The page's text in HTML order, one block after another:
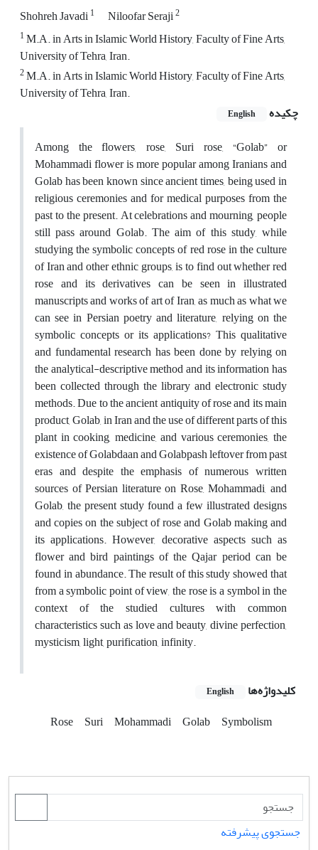
Shohreh Javadi1 Niloofar Seraji2
1M.A. in Arts in Islamic World History, Faculty of Fine Arts,
University of Tehra, Iran.
2M.A. in Arts in Islamic World History, Faculty of Fine Arts,
University of Tehra, Iran.
چکیده
English
Among the flowers, rose, Suri rose, “Golab” or
Mohammadi flower is more popular among Iranians and
Golab has been known since ancient times, being used in
religious ceremonies and for medical purposes from the
past to the present. At celebrations and mourning, people
still pass around Golab. The aim of this study, while
studying the symbolic concepts of red rose in the culture
of Iran and other ethnic groups, is to find out whether red
rose and its derivatives can be seen in illustrated
manuscripts and works of art of Iran, as much as what we
can see in Persian poetry and literature, relying on the
symbolic concepts or its applications? This qualitative
and fundamental research has been done by relying on
the analytical-descriptive method and its information has
been collected through the library and electronic study
methods. Due to the ancient antiquity of rose and its main
product, Golab, in Iran and the use of different parts of this
plant in cooking, medicine, and various ceremonies, the
existence of Golabdaan and Golabpash leftover from past
eras and despite the emphasis of numerous written
sources of Persian literature on Rose, Mohammadi, and
Golab, the present study found a few illustrated designs
and copies on the subject of rose and Golab making and
its applications. However, decorative aspects such as
flower and bird paintings of the Qajar period can be
found in abundance. The result of this study showed that
from a symbolic point of view, the rose is a symbol in the
context of the studied cultures with common
characteristics such as love and beauty, divine perfection,
mysticism, light, purification, infinity.
کلیدواژه‌ها English
Rose Suri Mohammadi Golab Symbolism
جستجوی پیشرفته